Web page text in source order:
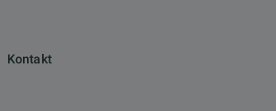
Kontakt